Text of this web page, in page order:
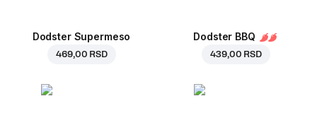
Dodster Supermeso
469,00 RSD
Dodster BBQ
439,00 RSD